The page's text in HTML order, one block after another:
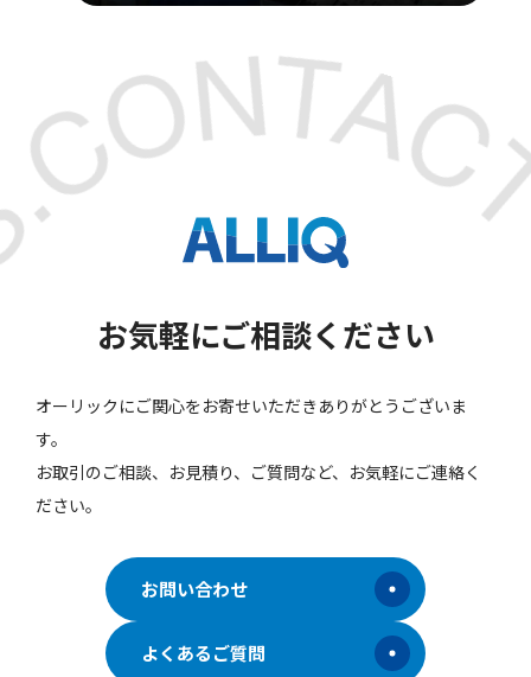
お気軽にご相談ください
オーリックにご関心をお寄せいただきありがとうございま
す。
お取引のご相談、お見積り、ご質問など、お気軽にご連絡く
ださい。
お問い合わせ
よくあるご質問